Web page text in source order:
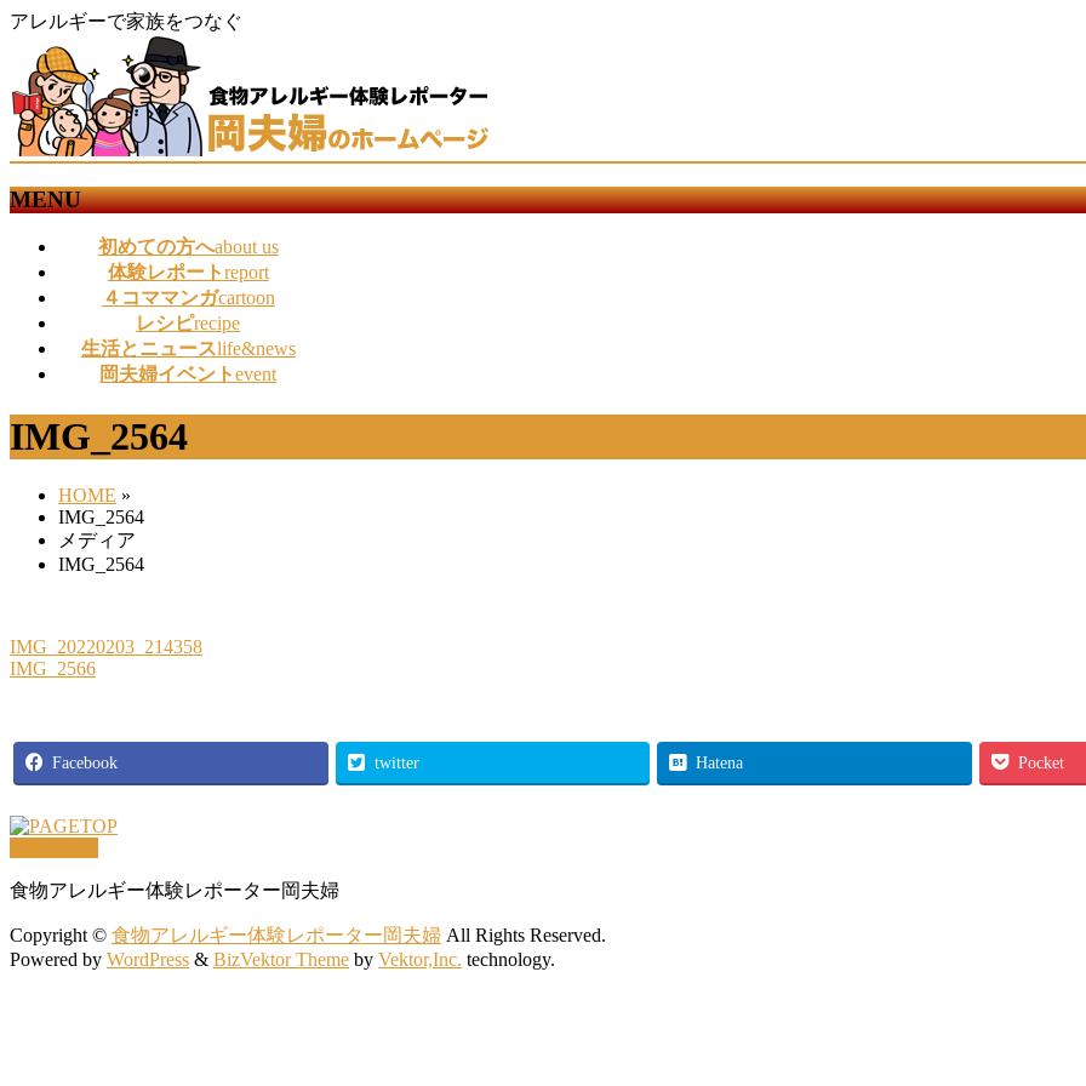
アレルギーで家族をつなぐ
MENU
す
初めての方へabout us
体験レポートreport
４コママンガcartoon
レシピrecipe
生活とニュースlife&news
岡夫婦イベントevent
IMG_2564
HOME »
IMG_2564
メディア
IMG_2564
IMG_20220203_214358
IMG_2566
Facebook twitter Hatena Pocket
食物アレルギー体験レポーター岡夫婦
Copyright © 食物アレルギー体験レポーター岡夫婦 All Rights Reserved.
Powered by WordPress & BizVektor Theme by Vektor,Inc. technology.